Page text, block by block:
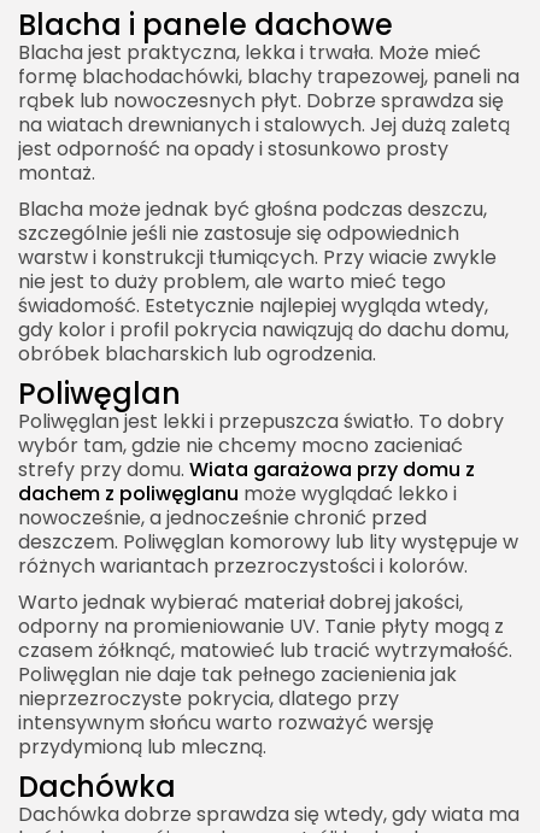
Blacha i panele dachowe
Blacha jest praktyczna, lekka i trwała. Może mieć
formę blachodachówki, blachy trapezowej, paneli na
rąbek lub nowoczesnych płyt. Dobrze sprawdza się
na wiatach drewnianych i stalowych. Jej dużą zaletą
jest odporność na opady i stosunkowo prosty
montaż.
Blacha może jednak być głośna podczas deszczu,
szczególnie jeśli nie zastosuje się odpowiednich
warstw i konstrukcji tłumiących. Przy wiacie zwykle
nie jest to duży problem, ale warto mieć tego
świadomość. Estetycznie najlepiej wygląda wtedy,
gdy kolor i profil pokrycia nawiązują do dachu domu,
obróbek blacharskich lub ogrodzenia.
Poliwęglan
Poliwęglan jest lekki i przepuszcza światło. To dobry
wybór tam, gdzie nie chcemy mocno zacieniać
strefy przy domu. Wiata garażowa przy domu z
dachem z poliwęglanu może wyglądać lekko i
nowocześnie, a jednocześnie chronić przed
deszczem. Poliwęglan komorowy lub lity występuje w
różnych wariantach przezroczystości i kolorów.
Warto jednak wybierać materiał dobrej jakości,
odporny na promieniowanie UV. Tanie płyty mogą z
czasem żółknąć, matowieć lub tracić wytrzymałość.
Poliwęglan nie daje tak pełnego zacienienia jak
nieprzezroczyste pokrycia, dlatego przy
intensywnym słońcu warto rozważyć wersję
przydymioną lub mleczną.
Dachówka
Dachówka dobrze sprawdza się wtedy, gdy wiata ma